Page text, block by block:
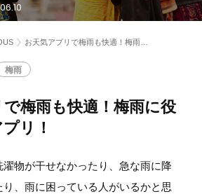
お天気アプリで梅雨も快適！梅雨に役立つお天気アプリ！
梅雨も快適！梅雨に役
リ！
梅雨
物が干せなかったり、急な雨に降
り、雨に困っている人がいるかと思